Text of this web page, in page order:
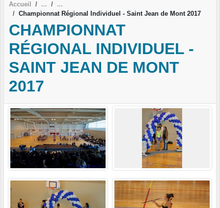
Accueil
Championnat Régional Individuel - Saint Jean de Mont 2017
CHAMPIONNAT
RÉGIONAL INDIVIDUEL -
SAINT JEAN DE MONT
2017